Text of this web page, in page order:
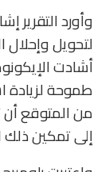
وأورد التقرير
لتحويل وإحلال
أشادت
طموحة لزيادة
من المتوقع أن
إلى تمكين